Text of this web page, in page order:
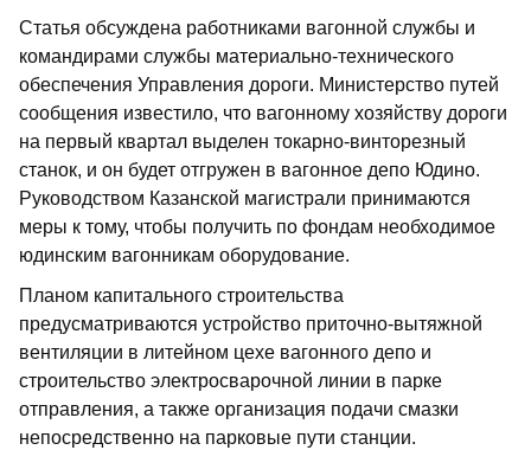
Статья обсуждена работниками вагонной службы и
командирами службы материально-технического
обеспечения Управления дороги. Министерство путей
сообщения известило, что вагонному хозяйству дороги
на первый квартал выделен токарно-винторезный
станок, и он будет отгружен в вагонное депо Юдино.
Руководством Казанской магистрали принимаются
меры к тому, чтобы получить по фондам необходимое
юдинским вагонникам оборудование.
Планом капитального строительства
предусматриваются устройство приточно-вытяжной
вентиляции в литейном цехе вагонного депо и
строительство электросварочной линии в парке
отправления, а также организация подачи смазки
непосредственно на парковые пути станции.